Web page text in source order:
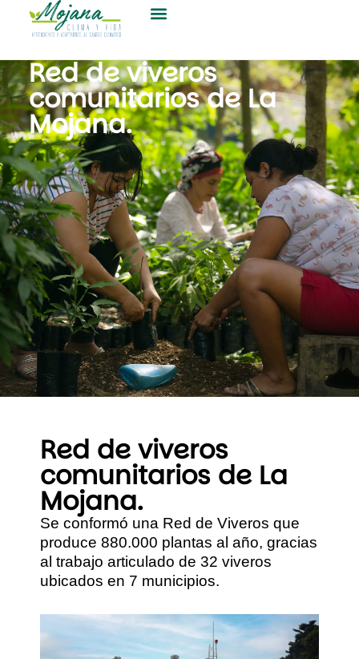
Red de viveros
comunitarios de La
Mojana.
Red de viveros
comunitarios de La
Mojana.
Se conformó una Red de Viveros que
produce 880.000 plantas al año, gracias
al trabajo articulado de 32 viveros
ubicados en 7 municipios.